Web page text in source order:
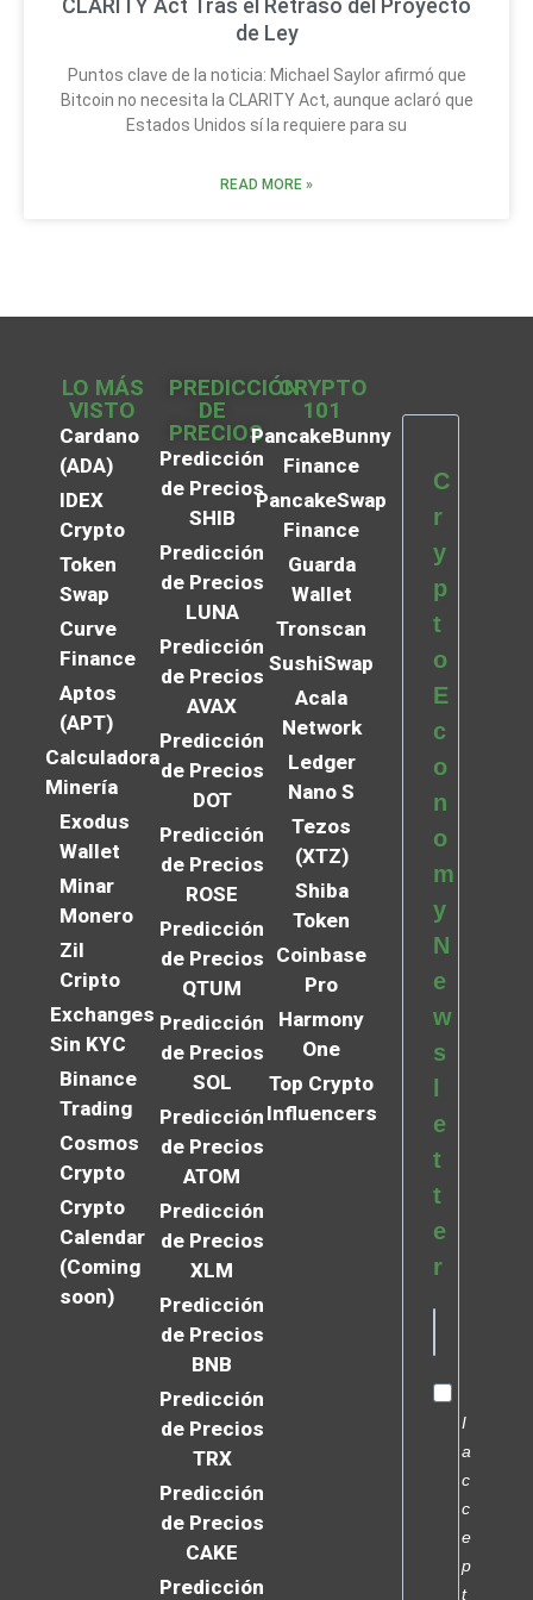
CLARITY Act Tras el Retraso del Proyecto
de Ley
Puntos clave de la noticia: Michael Saylor afirmó que
Bitcoin no necesita la CLARITY Act, aunque aclaró que
Estados Unidos sí la requiere para su
READ MORE »
LO MÁS
VISTO
Cardano
(ADA)
IDEX
Crypto
Token
Swap
Curve
Finance
Aptos
(APT)
Calculadora
Minería
Exodus
Wallet
Minar
Monero
Zil
Cripto
Exchanges
Sin KYC
Binance
Trading
Cosmos
Crypto
Crypto
Calendar
(Coming
soon)
PREDICCIÓN
DE
PRECIOS
Predicción
de Precios
SHIB
Predicción
de Precios
LUNA
Predicción
de Precios
AVAX
Predicción
de Precios
DOT
Predicción
de Precios
ROSE
Predicción
de Precios
QTUM
Predicción
de Precios
SOL
Predicción
de Precios
ATOM
Predicción
de Precios
XLM
Predicción
de Precios
BNB
Predicción
de Precios
TRX
Predicción
de Precios
CAKE
Predicción
CRYPTO
101
PancakeBunny
Finance
PancakeSwap
Finance
Guarda
Wallet
Tronscan
SushiSwap
Acala
Network
Ledger
Nano S
Tezos
(XTZ)
Shiba
Token
Coinbase
Pro
Harmony
One
Top Crypto
Influencers
C
r
y
p
t
o
E
c
o
n
o
m
y
N
e
w
s
e
t
t
e
r
I
a
c
c
e
p
t